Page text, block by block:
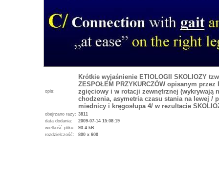
opis:
Krótkie wyjaśnienie ETIOLOGII SKOLIOZY
ZESPOŁEM PRZYKURCZÓW opisanym
zgięciowy i w rotacji zewnętrznej (wykrywają
chodzenia, asymetria czasu stania na lewej /
miednicy i kręgosłupa 4/ w rezultacie
obejrzano razy: 3811
data dodania:
2009-07-14 15:08:19
wielkość pliku:
93.4 kB
rozdzielczość:
800 x 600